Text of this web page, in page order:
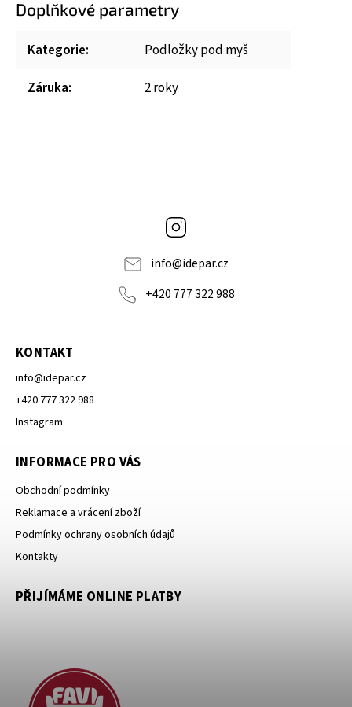
Doplňkové parametry
Kategorie:
Podložky pod myš
Záruka: 2 roky
info@idepar.cz
+420 777 322 988
KONTAKT
info@idepar.cz
+420 777 322 988
Instagram
INFORMACE PRO VÁS
Obchodní podmínky
Reklamace a vrácení zboží
Podmínky ochrany osobních údajů
Kontakty
PŘIJÍMÁME ONLINE PLATBY